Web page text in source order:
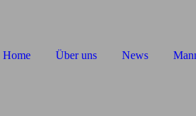
Home Über uns News